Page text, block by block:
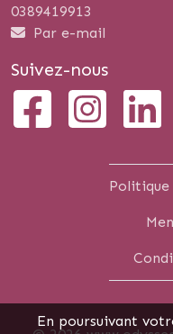
0389419913
Par e-mail
Suivez-nous
En poursuivant